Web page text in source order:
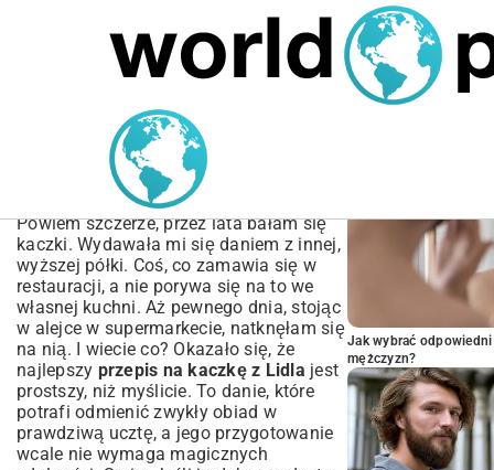
MARIUSZ ŁAMAGA 06.10.2025
Przepis na Kaczkę z Lidla
– Jak Upiec Idealną i
Soczystą?
Powiem szczerze, przez lata bałam się
kaczki. Wydawała mi się daniem z innej,
wyższej półki. Coś, co zamawia się w
restauracji, a nie porywa się na to we
własnej kuchni. Aż pewnego dnia, stojąc
w alejce w supermarkecie, natknęłam się
na nią. I wiecie co? Okazało się, że
najlepszy przepis na kaczkę z Lidla jest
prostszy, niż myślicie. To danie, które
potrafi odmienić zwykły obiad w
prawdziwą ucztę, a jego przygotowanie
wcale nie wymaga magicznych
Jak wybrać
mężczyzn?